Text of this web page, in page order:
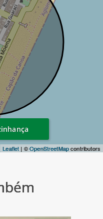
Leaflet | ©OpenStreetMapcontributors